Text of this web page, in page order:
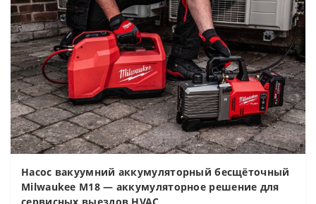
Насос вакуумний аккумуляторный бесщёточный
Milwaukee M18 — аккумуляторное решение для